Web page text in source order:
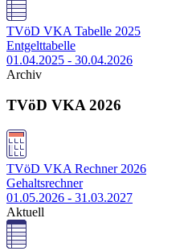
TVöD VKA Tabelle 2025
Entgelttabelle
01.04.2025 - 30.04.2026
Archiv
TVöD VKA 2026
TVöD VKA Rechner 2026
Gehaltsrechner
01.05.2026 - 31.03.2027
Aktuell